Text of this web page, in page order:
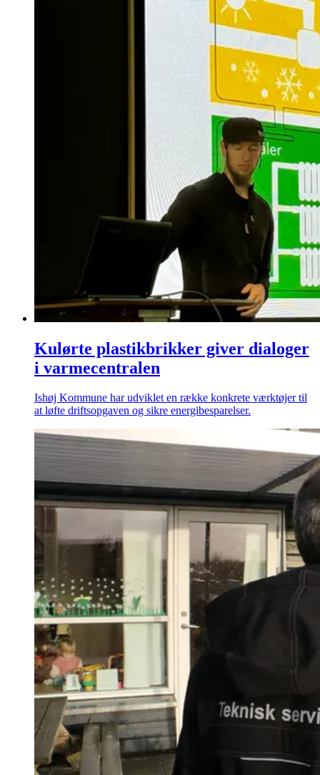
Kulørte plastikbrikker giver dialoger
i varmecentralen
Ishøj Kommune har udviklet en række konkrete værktøjer til
at løfte driftsopgaven og sikre energibesparelser.